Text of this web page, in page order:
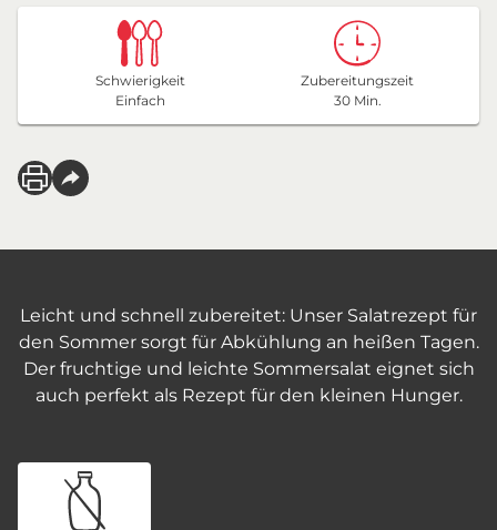
Schwierigkeit
Einfach
Zubereitungszeit
30 Min.
Leicht und schnell zubereitet: Unser Salatrezept für
den Sommer sorgt für Abkühlung an heißen Tagen.
Der fruchtige und leichte Sommersalat eignet sich
auch perfekt als Rezept für den kleinen Hunger.